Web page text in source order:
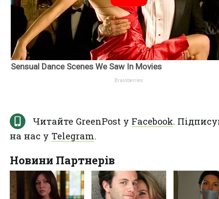
Читайте GreenPost у Facebook.
на нас у Telegram.